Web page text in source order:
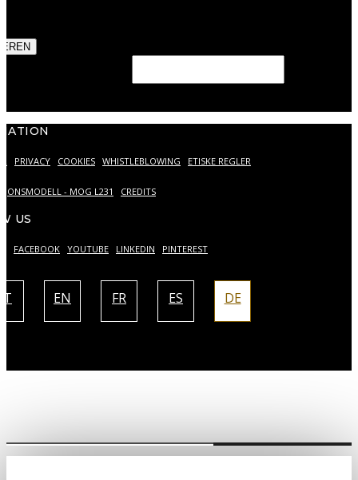
PRIVACY COOKIES WHISTLEBLOWING ETISKE REGLER
- MOG L231 CREDITS
US
FACEBOOK YOUTUBE LINKEDIN PINTEREST
IT EN FR ES DE